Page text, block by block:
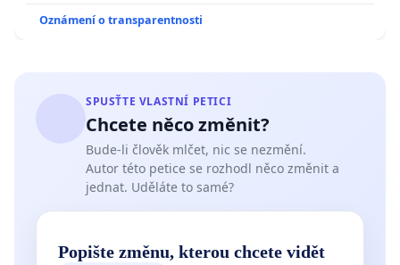
Oznámení o transparentnosti
SPUSŤTE VLASTNÍ PETICI
Chcete něco změnit?
Bude-li člověk mlčet, nic se nezmění.
Autor této petice se rozhodl něco změnit a
jednat. Uděláte to samé?
Popište změnu, kterou chcete vidět